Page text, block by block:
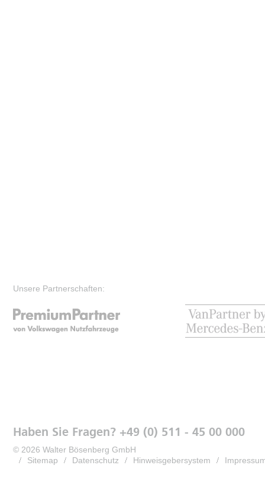
Unsere Partnerschaften:
Haben Sie Fragen? +49 (0) 511 - 45 00 000
© 2026 Walter Bösenberg GmbH
Sitemap
Datenschutz Hinweisgebersystem